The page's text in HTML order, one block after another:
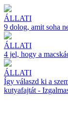
ÁLLATI
9 dolog, amit soha
ÁLLATI
4 jel, hogy a
ÁLLATI
Így válaszd ki a
kutyafajtát -